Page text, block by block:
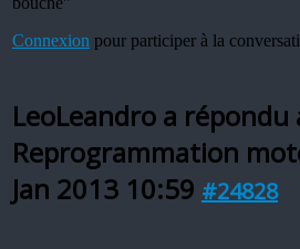
Connexion pour participer à la
LeoLeandro a répondu
Reprogrammation
Jan 2013 10:59 #24828